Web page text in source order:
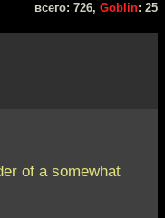
всего: 726, Goblin: 25
of a somewhat